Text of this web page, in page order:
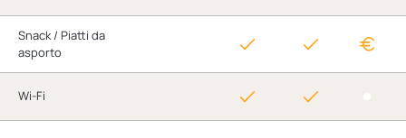
Snack / Piatti da
asporto
Wi-Fi